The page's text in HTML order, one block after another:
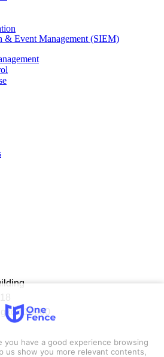
& Event Management (SIEM)
10900
you have a good experience browsing
us show you more relevant contents,